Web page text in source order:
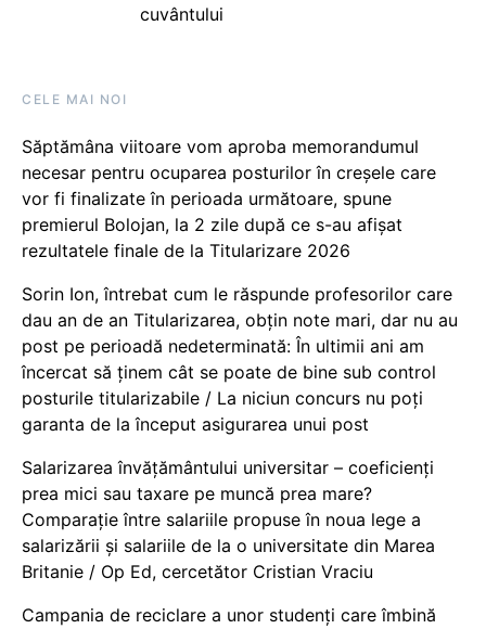
cuvântului
CELE MAI NOI
Săptămâna viitoare vom aproba memorandumul
necesar pentru ocuparea posturilor în creșele care
vor fi finalizate în perioada următoare, spune
premierul Bolojan, la 2 zile după ce s-au afișat
rezultatele finale de la Titularizare 2026
Sorin Ion, întrebat cum le răspunde profesorilor care
dau an de an Titularizarea, obțin note mari, dar nu au
post pe perioadă nedeterminată: În ultimii ani am
încercat să ținem cât se poate de bine sub control
posturile titularizabile / La niciun concurs nu poți
garanta de la început asigurarea unui post
Salarizarea învățământului universitar – coeficienți
prea mici sau taxare pe muncă prea mare?
Comparație între salariile propuse în noua lege a
salarizării și salariile de la o universitate din Marea
Britanie / Op Ed, cercetător Cristian Vraciu
Campania de reciclare a unor studenți care îmbină